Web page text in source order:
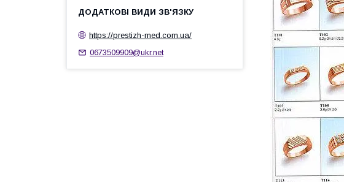
https://prestizh-med.com.ua/
0673509909@ukr.net